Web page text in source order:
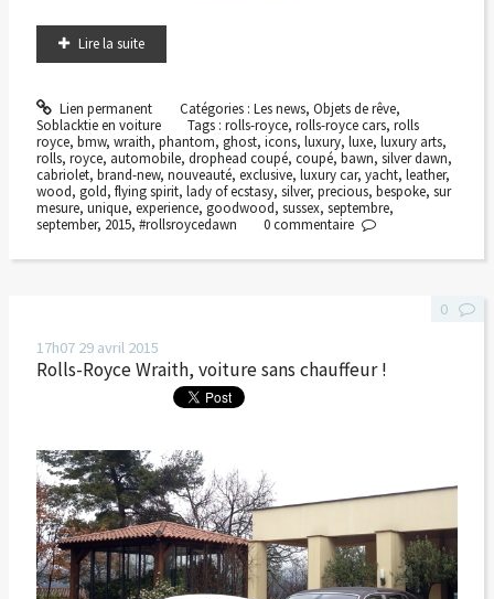
Lire la suite
Lien permanent Catégories : Les news, Objets de rêve,
Soblacktie en voiture
Tags :rolls-royce,rolls-royce cars,rolls
royce, bmw, wraith, phantom, ghost, icons, luxury, luxe, luxury arts,
rolls, royce, automobile, drophead coupé, coupé, bawn, silver dawn,
cabriolet, brand-new, nouveauté, exclusive, luxury car, yacht, leather,
wood, gold, flying spirit, lady of ecstasy, silver, precious, bespoke, sur
mesure, unique, experience, goodwood, sussex, septembre,
september, 2015, #rollsroycedawn 0commentaire
17h07 29 avril 2015
Rolls-Royce Wraith, voiture sans chauffeur !
0